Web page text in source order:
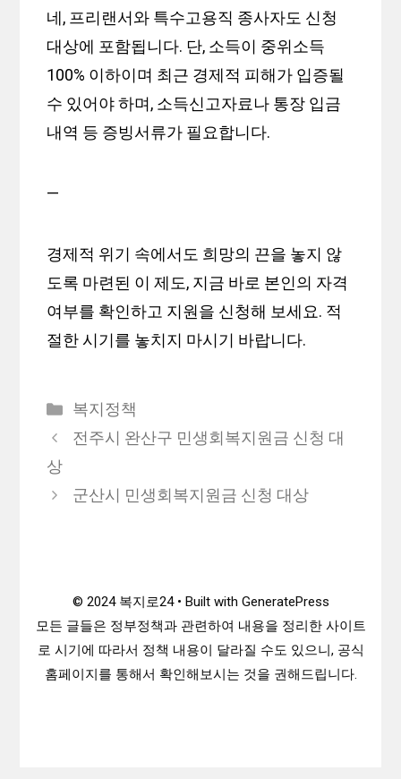
네, 프리랜서와 특수고용직 종사자도 신청
대상에 포함됩니다. 단, 소득이 중위소득
100% 이하이며 최근 경제적 피해가 입증될
수 있어야 하며, 소득신고자료나 통장 입금
내역 등 증빙서류가 필요합니다.
—
경제적 위기 속에서도 희망의 끈을 놓지 않
도록 마련된 이 제도, 지금 바로 본인의 자격
여부를 확인하고 지원을 신청해 보세요. 적
절한 시기를 놓치지 마시기 바랍니다.
카
테
복지정책
전주시 완산구 민생회복지원금 신청 대
상
군산시 민생회복지원금 신청 대상
© 2024 복지로24 • Built with GeneratePress
모든 글들은 정부정책과 관련하여 내용을 정리한 사이트
로 시기에 따라서 정책 내용이 달라질 수도 있으니, 공식
홈페이지를 통해서 확인해보시는 것을 권해드립니다.